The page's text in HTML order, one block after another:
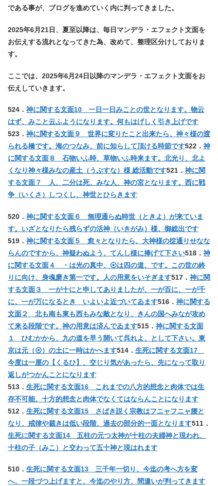
である事が、ブログを進めていく内に判ってきました。
2025年6月21日、夏至以降は、毎日マンデラ・エフェクト文面を
お伝えする流れとなってきた為、改めて、整理区分けしておりま
す。
ここでは、2025年6月24日以降のマンデラ・エフェクト文面をお
伝えしていきます。
524． 神に関する文面10 一日一日みことの世となります。物云
はず、みこと云ふようになります。何もはげしく引き上げです
523． 神に関する文面９ 世界に変りたこと出来たら、神々様の渡
られる橋です。海のつなみ、前に知らして頂ける時節です522． 神
に関する文面８ 石物いふ時、草物いふ時来ます。北光り、北よ
くなり神々様みなの産土（うぶすな）様 総活動です521． 神に関
する文面７ 人、二分は死、みな人、神の宮となります。西に戦
争（いくさ）しつくし、神世とひらきます
520． 神に関する文面６ 無理通らぬ時世（ときよ）が来ていま
す。いざとなりたら残らずの活神（いきがみ）様、御総出です
519． 神に関する文面５ 愈々となりたら、大神様の掟通りせなな
らんのですから、神疑わぬよう、てんし様に捧げて下さい518． 神
に関する文面４ ・は光の真中、⦿は四の道、です。この世の終
りに向け、身魂磨き第一です。人の用意をいそぎます517． 神に関
する文面３ 一が十にと申してありましたが、一が百に、一が千
に、一が万になるとき いよいよ近づいてゐます516． 神に関する
文面２ 北も南も東も西もみな敵となり、きんの国へみなが攻め
て来る段階です。神の用意は済んでゐます515． 神に関する文面
１ ひむかから、九の道を早う開いて呉れよ、として下さい。東
京は元（⦿）の土に一時はかへます514． 生死に関する文面17
今度は一厘の【くるひ】、交じり気があったら、先になって取り
返しがつかんことになります
513． 生死に関する文面16 これまでの八方的想念と肉体では生
存不可能、十方的想念と肉体でなくてはならんことになります
512． 生死に関する文面15 さばき説く宗教はフニャフニャ腰と
なり、戒律や裁きは低い段階、過去の部分的一面となります511．
生死に関する文面14 五柱の元つ太神が十柱の夫婦神と現われ、
十柱の子（みこ）と交わって五十神と現はれます
510． 生死に関する文面13 三千年一切り、今迄の考へ方を変
へ、一段づつ上げますと、今迄のやり方、間違いが判ってきます